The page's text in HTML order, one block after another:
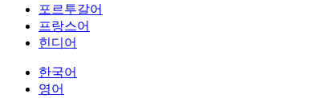
포르투갈어
프랑스어
힌디어
한국어
영어